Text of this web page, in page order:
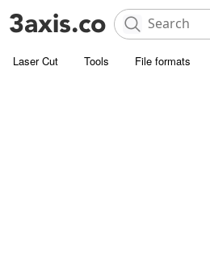
Laser Cut Tools File formats